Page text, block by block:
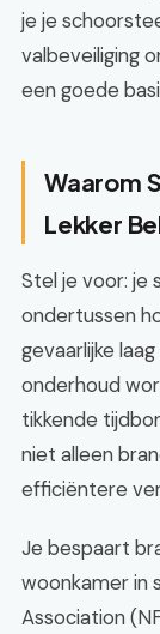
je je
valbeveiliging
een goede
Waarom
Lekker
Stel je voor: je
ondertussen
gevaarlijke
onderhoud
tikkende
niet alleen
efficiëntere
Je bespaart
woonkamer in
Association